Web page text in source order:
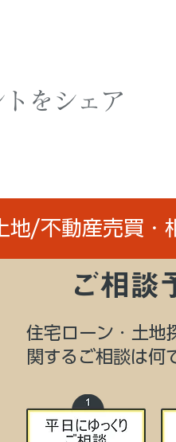
をシェア
ご相談
住宅ローン・土地
関するご相談は何
地/不動産売買・